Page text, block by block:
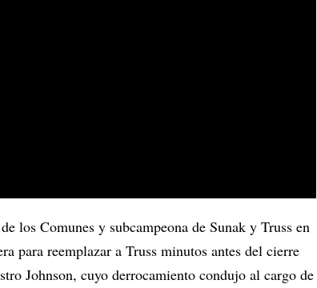
los Comunes y subcampeona de Sunak y Truss en
para reemplazar a Truss minutos antes del cierre
Johnson, cuyo derrocamiento condujo al cargo de